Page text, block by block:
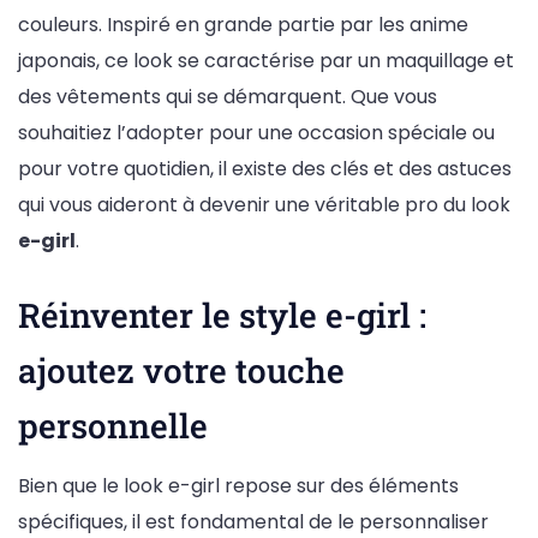
couleurs. Inspiré en grande partie par les anime
japonais, ce look se caractérise par un maquillage et
des vêtements qui se démarquent. Que vous
souhaitiez l’adopter pour une occasion spéciale ou
pour votre quotidien, il existe des clés et des astuces
qui vous aideront à devenir une véritable pro du look
e-girl.
Réinventer le style e-girl :
ajoutez votre touche
personnelle
Bien que le look e-girl repose sur des éléments
spécifiques, il est fondamental de le personnaliser